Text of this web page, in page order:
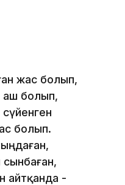
жас болып,
аш болып,
болып.
айтқанда -